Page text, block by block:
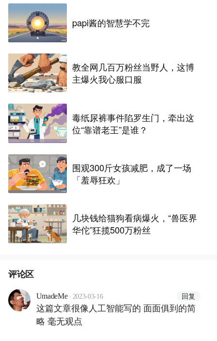
papi酱的智慧学不完
教全网几百万粉丝当野人，这博
主爆火我心服口服
毒纸尿裤事件陷罗生门，牵出这
位“靠谱老王”是谁？
围观300斤女孩减肥，成了一场
「羞辱狂欢」
几块钱给猫狗看病爆火，“兽医界
华佗”狂揽500万粉丝
评论区
UmadeMe · 2023-03-16 回复
这篇文章很像人工智能写的 面面俱到的简
略 毫无观点